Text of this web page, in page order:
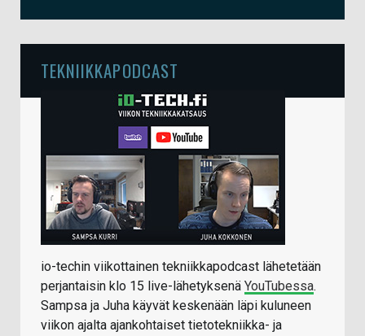
TEKNIIKKAPODCAST
io-techin viikottainen tekniikkapodcast lähetetään
perjantaisin klo 15 live-lähetyksenä YouTubessa.
Sampsa ja Juha käyvät keskenään läpi kuluneen
viikon ajalta ajankohtaiset tietotekniikka- ja